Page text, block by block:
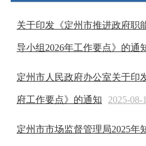
关于印发《定州市推进政府职
导小组2026年工作要点》的通
定州市人民政府办公室关于印
府工作要点》的通知 2025-08-
定州市市场监督管理局2025年